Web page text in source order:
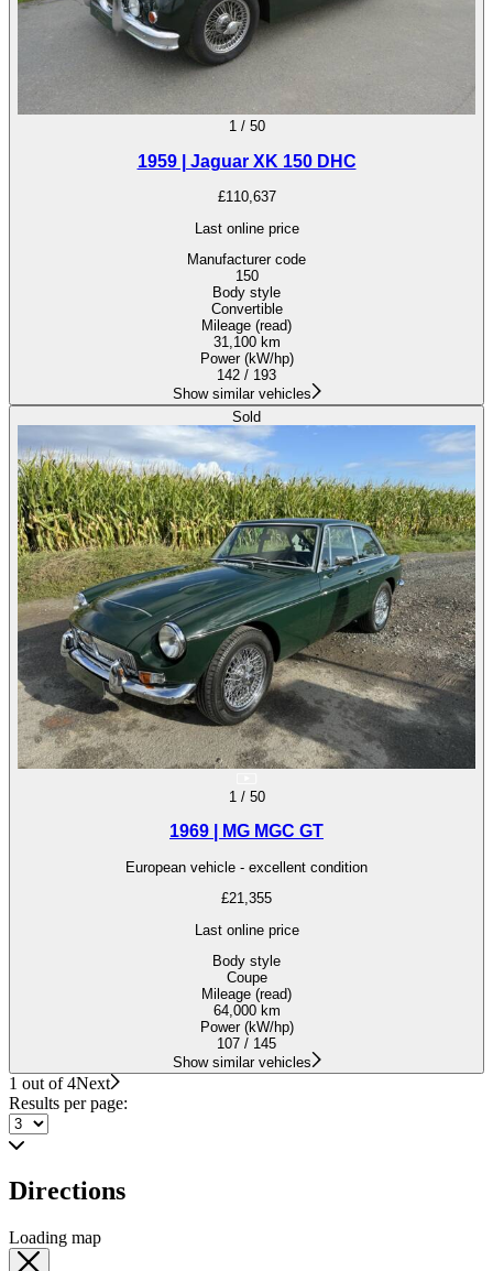
1/ 50
1959 | Jaguar XK 150 DHC
£110,637
Last online price
Manufacturer code
150
Body style
Convertible
Mileage (read)
31,100 km
Power (kW/hp)
142 / 193
Show similar vehicles
Sold
1 / 50
1969 | MG MGC GT
European vehicle - excellent condition
£21,355
Last online price
Body style
Coupe
Mileage (read)
64,000 km
Power (kW/hp)
107 / 145
Show similar vehicles
1 out of 4Next
Results per page:
Directions
Loading map